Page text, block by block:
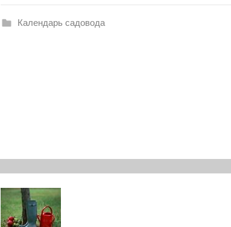
Календарь садовода